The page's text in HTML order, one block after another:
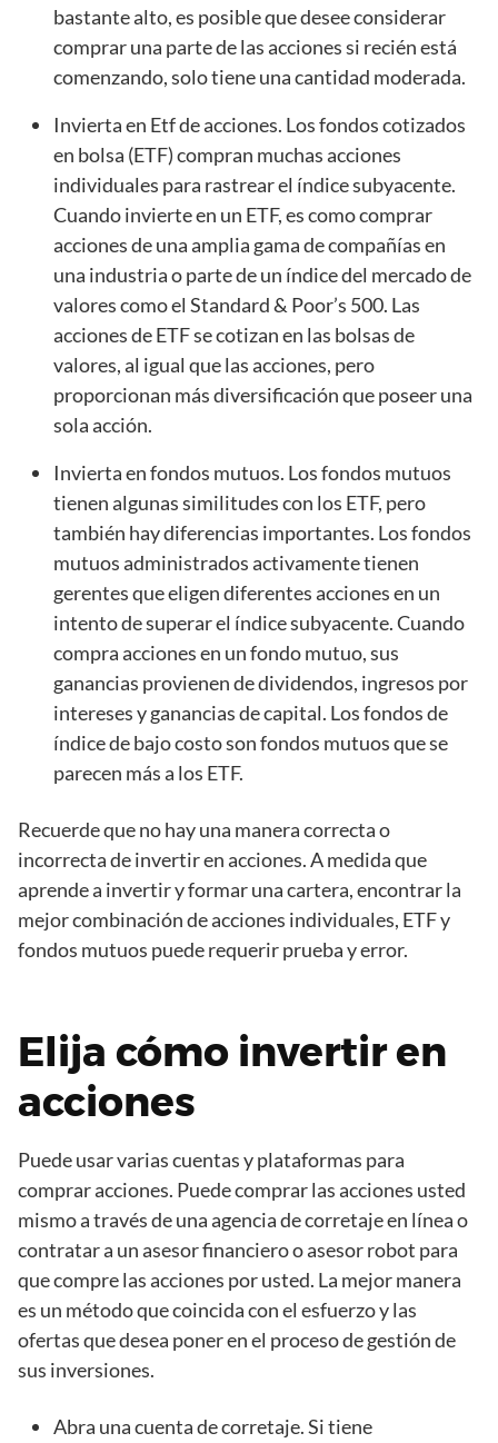
bastante alto, es posible que desee considerar
comprar una parte de las acciones si recién está
comenzando, solo tiene una cantidad moderada.
Invierta en Etf de acciones. Los fondos cotizados
en bolsa (ETF) compran muchas acciones
individuales para rastrear el índice subyacente.
Cuando invierte en un ETF, es como comprar
acciones de una amplia gama de compañías en
una industria o parte de un índice del mercado de
valores como el Standard & Poor’s 500. Las
acciones de ETF se cotizan en las bolsas de
valores, al igual que las acciones, pero
proporcionan más diversificación que poseer una
sola acción.
Invierta en fondos mutuos. Los fondos mutuos
tienen algunas similitudes con los ETF, pero
también hay diferencias importantes. Los fondos
mutuos administrados activamente tienen
gerentes que eligen diferentes acciones en un
intento de superar el índice subyacente. Cuando
compra acciones en un fondo mutuo, sus
ganancias provienen de dividendos, ingresos por
intereses y ganancias de capital. Los fondos de
índice de bajo costo son fondos mutuos que se
parecen más a los ETF.
Recuerde que no hay una manera correcta o
incorrecta de invertir en acciones. A medida que
aprende a invertir y formar una cartera, encontrar la
mejor combinación de acciones individuales, ETF y
fondos mutuos puede requerir prueba y error.
Elija cómo invertir en
acciones
Puede usar varias cuentas y plataformas para
comprar acciones. Puede comprar las acciones usted
mismo a través de una agencia de corretaje en línea o
contratar a un asesor financiero o asesor robot para
que compre las acciones por usted. La mejor manera
es un método que coincida con el esfuerzo y las
ofertas que desea poner en el proceso de gestión de
sus inversiones.
Abra una cuenta de corretaje. Si tiene